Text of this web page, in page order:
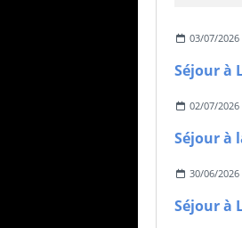
03/07/2026
02/07/2026
30/06/2026